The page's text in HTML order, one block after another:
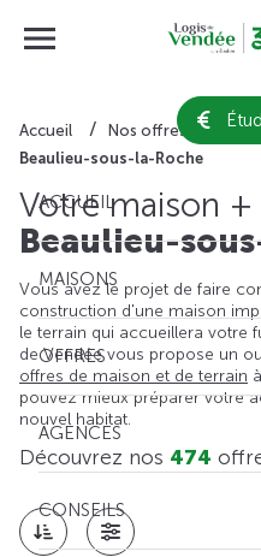
ACCUEIL
MAISONS
OFFRES
AGENCES
CONSEILS
Accueil Nos offres de
Beaulieu-sous-la-Roche
Votre maison +
Beaulieu-
Vous avez le projet de faire
construction d'une maison
le terrain qui accueillera votre
de Vendée vous propose un
offres de maison et de terrain
pouvez mieux préparer votre
nouvel habitat.
Découvrez nos 474